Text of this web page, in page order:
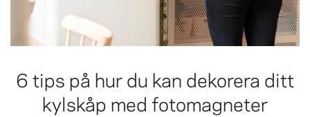
6 tips på hur du kan dekorera ditt
kylskåp med fotomagneter